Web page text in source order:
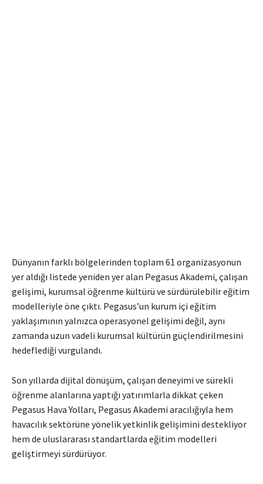
Dünyanın farklı bölgelerinden toplam 61 organizasyonun
yer aldığı listede yeniden yer alan Pegasus Akademi, çalışan
gelişimi, kurumsal öğrenme kültürü ve sürdürülebilir eğitim
modelleriyle öne çıktı. Pegasus’un kurum içi eğitim
yaklaşımının yalnızca operasyonel gelişimi değil, aynı
zamanda uzun vadeli kurumsal kültürün güçlendirilmesini
hedeflediği vurgulandı.
Son yıllarda dijital dönüşüm, çalışan deneyimi ve sürekli
öğrenme alanlarına yaptığı yatırımlarla dikkat çeken
Pegasus Hava Yolları, Pegasus Akademi aracılığıyla hem
havacılık sektörüne yönelik yetkinlik gelişimini destekliyor
hem de uluslararası standartlarda eğitim modelleri
geliştirmeyi sürdürüyor.